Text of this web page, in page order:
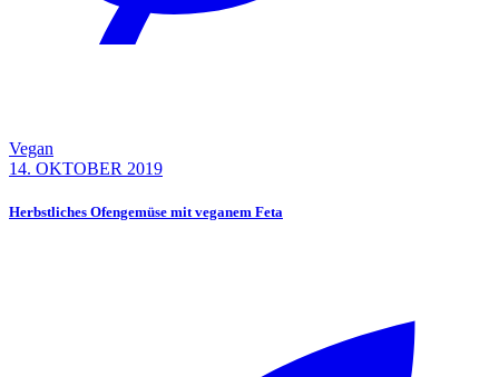
Vegan
14. OKTOBER 2019
Herbstliches Ofengemüse mit veganem Feta